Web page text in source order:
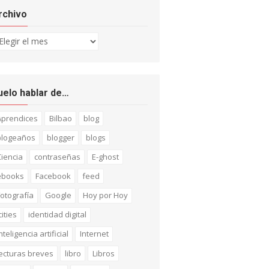
hablar de…
Bilbao
blog
blogger
blogs
contraseñas
E-ghost
Facebook
feed
Google
Hoy por Hoy
identidad digital
artificial
Internet
breves
libro
Libros